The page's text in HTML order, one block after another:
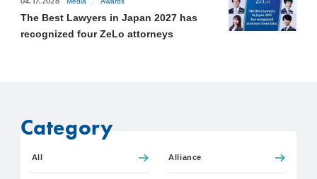
The Best Lawyers in Japan 2027 has
recognized four ZeLo attorneys
Category
All Alliance